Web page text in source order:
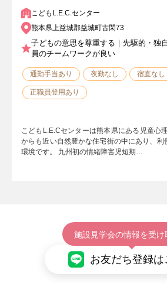
こどもL.E.C.センター
熊本県上益城郡益城町古閑73
子どもの意思を尊重する｜先駆的・独
員のチームワークが良い
通勤手当あり 夜勤なし 宿直なし
正職員登用あり
こどもL.E.Cセンターは熊本県にある児童心
からも近い自然豊かな住宅街の中にあり、利
環境です。 九州初の情緒障害児短期…
施設見学会の情報を受け
お友だち登録は